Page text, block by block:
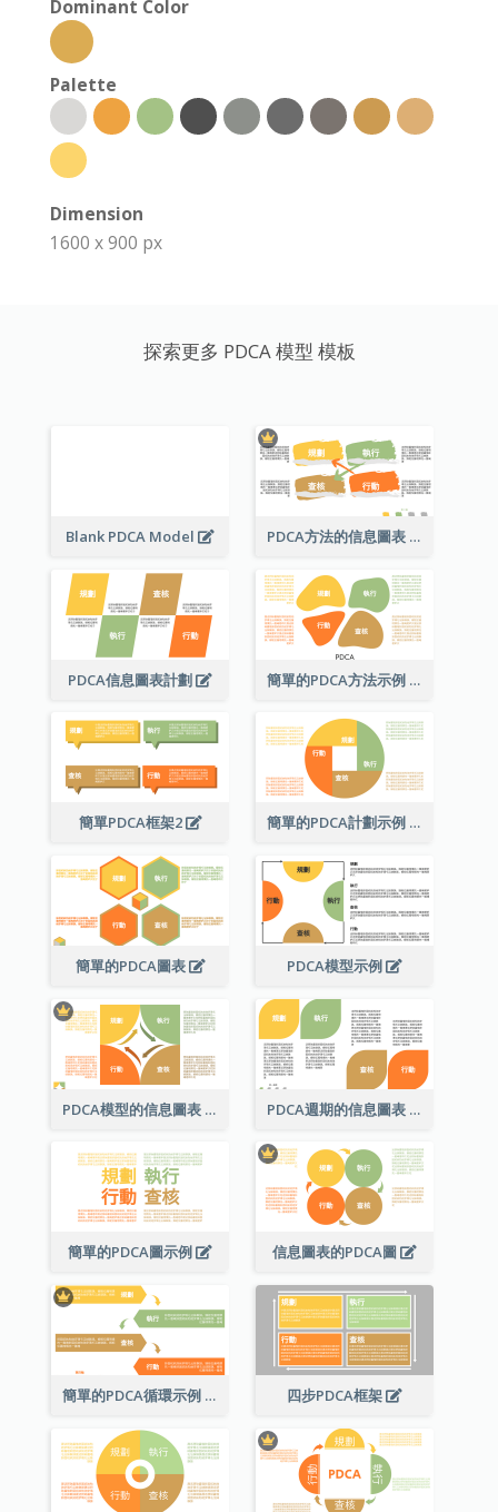
Dominant Color
Palette
Dimension
1600 x 900 px
探索更多 PDCA 模型 模板
Blank PDCA Model PDCA方法的信息圖表
PDCA信息圖表計劃 簡單的PDCA方法示例
簡單PDCA框架2 簡單的PDCA計劃示例
簡單的PDCA圖表 PDCA模型示例
PDCA模型的信息圖表 PDCA週期的信息圖表
簡單的PDCA圖示例 信息圖表的PDCA圖
簡單的PDCA循環示例 四步PDCA框架